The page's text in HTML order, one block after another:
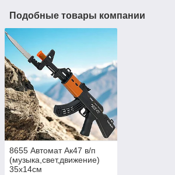
Подобные товары компании
8655 Автомат Ак47 в/п
(музыка,свет,движение)
35х14см